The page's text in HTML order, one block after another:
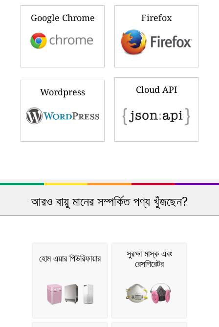
Google Chrome Firefox
Wordpress Cloud API
আরও বায়ু মানের সম্পর্কিত পণ্য খুঁজছেন?
হোম এয়ার পিউরিফায়ার
সুরক্ষা মাস্ক এবং
রেসপিরেটর